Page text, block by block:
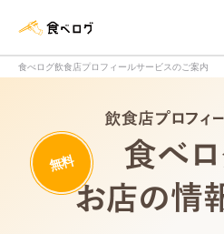
食べログ飲食店プロフィールサービスのご案内
無料